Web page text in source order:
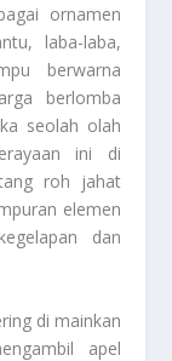
ornamen
laba-laba,
berwarna
berlomba
seolah olah
ini di
roh jahat
elemen
dan
di mainkan
apel